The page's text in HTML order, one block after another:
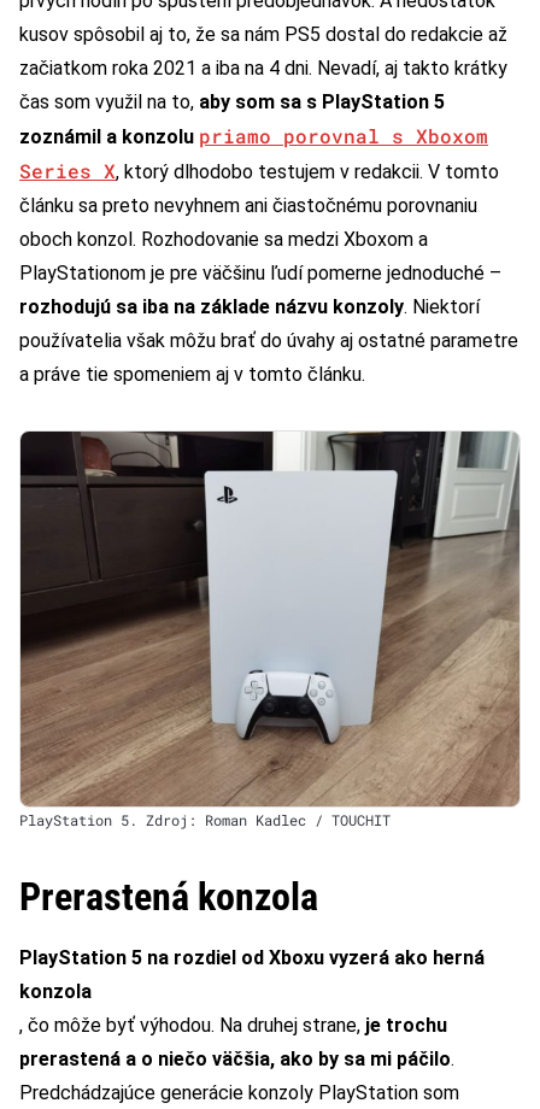
kusov spôsobil aj to, že sa nám PS5 dostal do redakcie až
začiatkom roka 2021 a iba na 4 dni. Nevadí, aj takto krátky
čas som využil na to, aby som sa s PlayStation 5
zoznámil a konzolu priamo porovnal s Xboxom
Series X, ktorý dlhodobo testujem v redakcii. V tomto
článku sa preto nevyhnem ani čiastočnému porovnaniu
oboch konzol. Rozhodovanie sa medzi Xboxom a
PlayStationom je pre väčšinu ľudí pomerne jednoduché –
rozhodujú sa iba na základe názvu konzoly. Niektorí
používatelia však môžu brať do úvahy aj ostatné parametre
a práve tie spomeniem aj v tomto článku.
PlayStation 5. Zdroj: Roman Kadlec / TOUCHIT
Prerastená konzola
PlayStation 5 na rozdiel od Xboxu vyzerá ako herná
konzola
, čo môže byť výhodou. Na druhej strane, je trochu
prerastená a o niečo väčšia, ako by sa mi páčilo.
Predchádzajúce generácie konzoly PlayStation som